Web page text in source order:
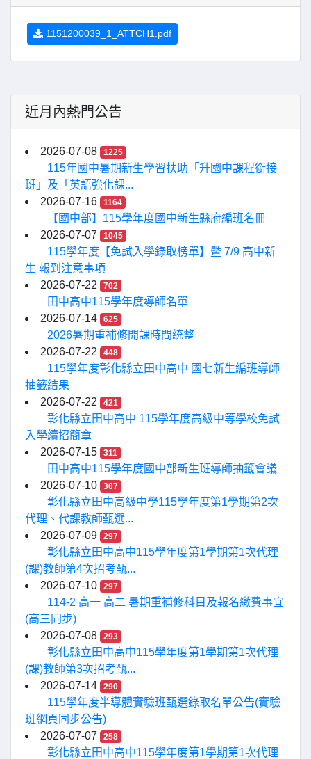
1151200039_1_ATTCH1.pdf
近月內熱門公告
2026-07-08 1225
115年國中暑期新生學習扶助「升國中課程銜接
班」及「英語強化課...
2026-07-16
1164
【國中部】115學年度國中新生縣府編班名冊
2026-07-07
1045
115學年度【免試入學錄取榜單】暨 7/9 高中新
生 報到注意事項
2026-07-22
702
田中高中115學年度導師名單
2026-07-14
625
2026暑期重補修開課時間統整
2026-07-22
448
115學年度彰化縣立田中高中 國七新生編班導師
抽籤結果
2026-07-22
421
彰化縣立田中高中 115學年度高級中等學校免試
入學續招簡章
2026-07-15
311
田中高中115學年度國中部新生班導師抽籤會議
2026-07-10
307
彰化縣立田中高級中學115學年度第1學期第2次
代理、代課教師甄選...
2026-07-09
297
彰化縣立田中高中115學年度第1學期第1次代理
(課)教師第4次招考甄...
2026-07-10
297
114-2 高一 高二 暑期重補修科目及報名繳費事宜
(高三同步)
2026-07-08
293
彰化縣立田中高中115學年度第1學期第1次代理
(課)教師第3次招考甄...
2026-07-14
290
115學年度半導體實驗班甄選錄取名單公告(實驗
班網頁同步公告)
2026-07-07
258
彰化縣立田中高中115學年度第1學期第1次代理